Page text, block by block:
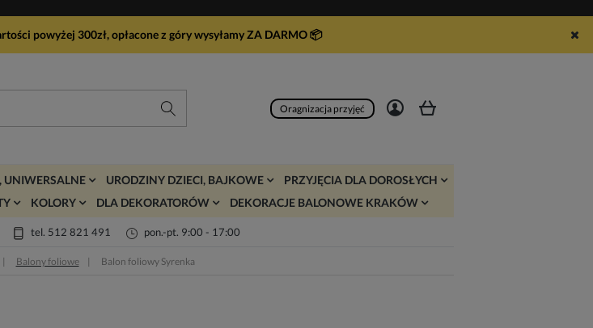
powyżej 300zł, opłacone z góry wysyłamy ZA DARMO📦
Oragnizacja przyjęć
UNIWERSALNE URODZINY DZIECI, BAJKOWE
PRZYJĘCIA DLA DOROSŁYCH
KOLORY DLA DEKORATORÓW DEKORACJE BALONOWE KRAKÓW
tel. 512 821 491 pon.-pt. 9:00 - 17:00
Balony foliowe Balon foliowy Syrenka